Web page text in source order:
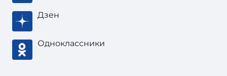
Дзен
Одноклассники